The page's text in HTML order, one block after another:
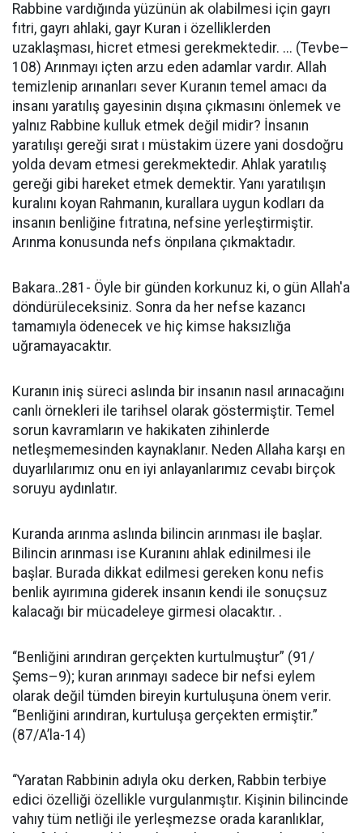
Rabbine vardığında yüzünün ak olabilmesi için gayrı
fıtri, gayrı ahlaki, gayr Kuran i özelliklerden
uzaklaşması, hicret etmesi gerekmektedir. ... (Tevbe–
108) Arınmayı içten arzu eden adamlar vardır. Allah
temizlenip arınanları sever Kuranın temel amacı da
insanı yaratılış gayesinin dışına çıkmasını önlemek ve
yalnız Rabbine kulluk etmek değil midir? İnsanın
yaratılışı gereği sırat ı müstakim üzere yani dosdoğru
yolda devam etmesi gerekmektedir. Ahlak yaratılış
gereği gibi hareket etmek demektir. Yanı yaratılışın
kuralını koyan Rahmanın, kurallara uygun kodları da
insanın benliğine fıtratına, nefsine yerleştirmiştir.
Arınma konusunda nefs önpılana çıkmaktadır.
Bakara..281- Öyle bir günden korkunuz ki, o gün Allah'a
döndürüleceksiniz. Sonra da her nefse kazancı
tamamıyla ödenecek ve hiç kimse haksızlığa
uğramayacaktır.
Kuranın iniş süreci aslında bir insanın nasıl arınacağını
canlı örnekleri ile tarihsel olarak göstermiştir. Temel
sorun kavramların ve hakikaten zihinlerde
netleşmemesinden kaynaklanır. Neden Allaha karşı en
duyarlılarımız onu en iyi anlayanlarımız cevabı birçok
soruyu aydınlatır.
Kuranda arınma aslında bilincin arınması ile başlar.
Bilincin arınması ise Kuranını ahlak edinilmesi ile
başlar. Burada dikkat edilmesi gereken konu nefis
benlik ayırımına giderek insanın kendi ile sonuçsuz
kalacağı bir mücadeleye girmesi olacaktır. .
“Benliğini arındıran gerçekten kurtulmuştur” (91/
Şems–9); kuran arınmayı sadece bir nefsi eylem
olarak değil tümden bireyin kurtuluşuna önem verir.
“Benliğini arındıran, kurtuluşa gerçekten ermiştir.”
(87/A’la-14)
“Yaratan Rabbinin adıyla oku derken, Rabbin terbiye
edici özelliği özellikle vurgulanmıştır. Kişinin bilincinde
vahıy tüm netliği ile yerleşmezse orada karanlıklar,